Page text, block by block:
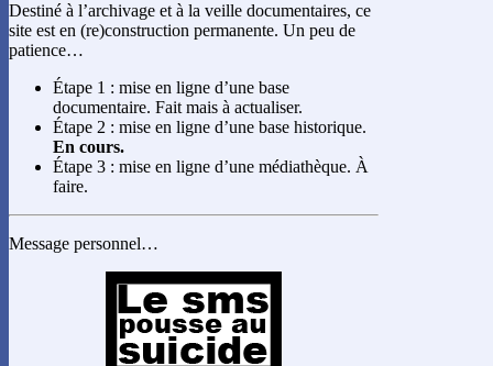
Destiné à l’archivage et à la veille documentaires, ce
site est en (re)construction permanente. Un peu de
patience…
Étape 1 : mise en ligne d’une base
documentaire. Fait mais à actualiser.
Étape 2 : mise en ligne d’une base historique.
En cours.
Étape 3 : mise en ligne d’une médiathèque. À
faire.
Message personnel…